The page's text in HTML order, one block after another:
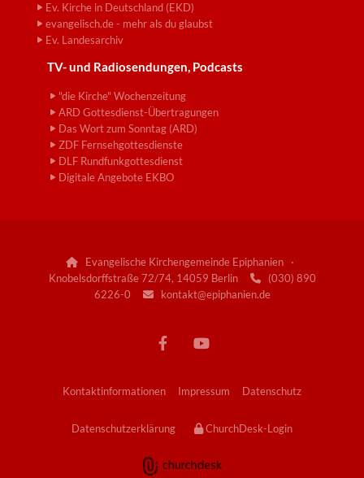
Ev. Kirche in Deutschland (EKD)
evangelisch.de - mehr als du glaubst
Ev. Landesarchiv
TV- und Radiosendungen, Podcasts
"die Kirche" Wochenzeitung
ARD Gottesdienst-Übertragungen
Das Wort zum Sonntag (ARD)
ZDF Fernsehgottesdienste
DLF Rundfunkgottesdienst
Digitale Angebote EKBO
Evangelische Kirchengemeinde Epiphanien ·
Knobelsdorffstraße 72/74, 14059 Berlin
(030) 890
6226-0
kontakt@epiphanien.de
Kontaktinformationen Impressum Datenschutz
Datenschutzerklärung ChurchDesk-Login